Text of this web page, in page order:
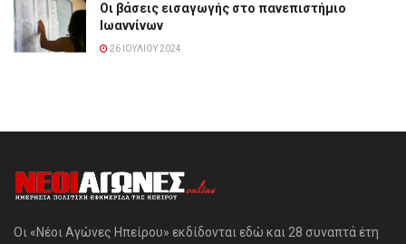
Οι βάσεις εισαγωγής στο πανεπιστήμιο
Ιωαννίνων
26 ΙΟΥΛΊΟΥ 2024
Οι «Νέοι Αγώνες Ηπείρου» εκδίδονται εδώ και 28 συναπτά έτη